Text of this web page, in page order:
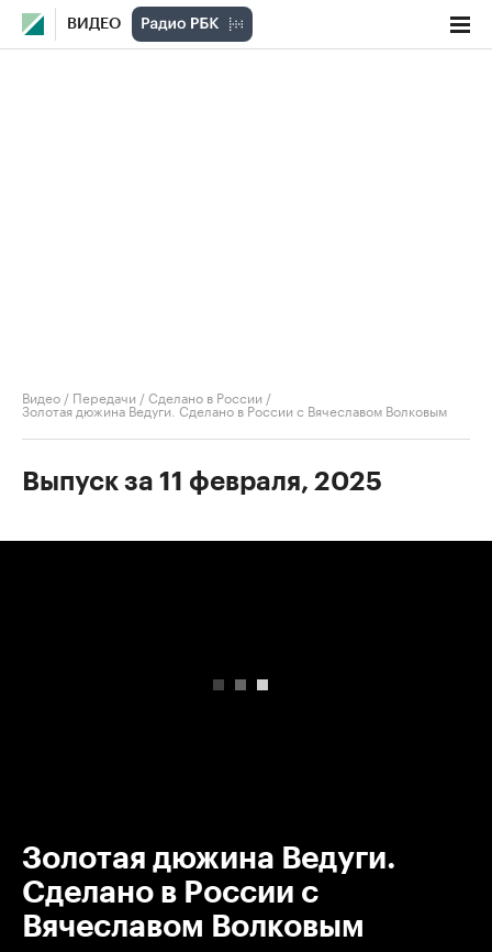
ВИДЕО
Видео / Передачи /Сделано в России /
Золотая дюжина Ведуги. Сделано в России с Вячеславом Волковым
Выпуск за 11 февраля, 2025
Золотая дюжина Ведуги.
Сделано в России с
Вячеславом Волковым